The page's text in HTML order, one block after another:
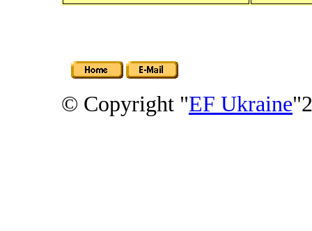
© Copyright "EF Ukraine